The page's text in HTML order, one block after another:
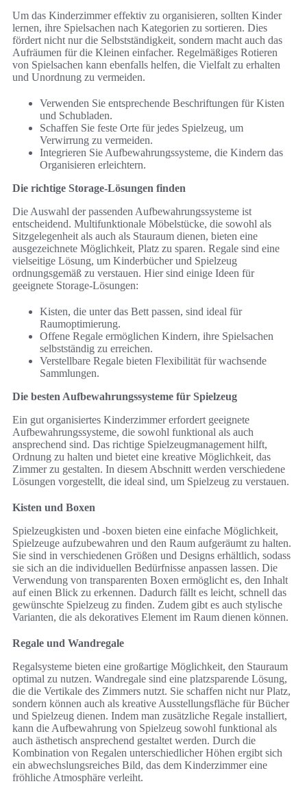
Um das Kinderzimmer effektiv zu organisieren, sollten Kinder
lernen, ihre Spielsachen nach Kategorien zu sortieren. Dies
fördert nicht nur die Selbstständigkeit, sondern macht auch das
Aufräumen für die Kleinen einfacher. Regelmäßiges Rotieren
von Spielsachen kann ebenfalls helfen, die Vielfalt zu erhalten
und Unordnung zu vermeiden.
Verwenden Sie entsprechende Beschriftungen für Kisten
und Schubladen.
Schaffen Sie feste Orte für jedes Spielzeug, um
Verwirrung zu vermeiden.
Integrieren Sie Aufbewahrungssysteme, die Kindern das
Organisieren erleichtern.
Die richtige Storage-Lösungen finden
Die Auswahl der passenden Aufbewahrungssysteme ist
entscheidend. Multifunktionale Möbelstücke, die sowohl als
Sitzgelegenheit als auch als Stauraum dienen, bieten eine
ausgezeichnete Möglichkeit, Platz zu sparen. Regale sind eine
vielseitige Lösung, um Kinderbücher und Spielzeug
ordnungsgemäß zu verstauen. Hier sind einige Ideen für
geeignete Storage-Lösungen:
Kisten, die unter das Bett passen, sind ideal für
Raumoptimierung.
Offene Regale ermöglichen Kindern, ihre Spielsachen
selbstständig zu erreichen.
Verstellbare Regale bieten Flexibilität für wachsende
Sammlungen.
Die besten Aufbewahrungssysteme für Spielzeug
Ein gut organisiertes Kinderzimmer erfordert geeignete
Aufbewahrungssysteme, die sowohl funktional als auch
ansprechend sind. Das richtige Spielzeugmanagement hilft,
Ordnung zu halten und bietet eine kreative Möglichkeit, das
Zimmer zu gestalten. In diesem Abschnitt werden verschiedene
Lösungen vorgestellt, die ideal sind, um Spielzeug zu verstauen.
Kisten und Boxen
Spielzeugkisten und -boxen bieten eine einfache Möglichkeit,
Spielzeuge aufzubewahren und den Raum aufgeräumt zu halten.
Sie sind in verschiedenen Größen und Designs erhältlich, sodass
sie sich an die individuellen Bedürfnisse anpassen lassen. Die
Verwendung von transparenten Boxen ermöglicht es, den Inhalt
auf einen Blick zu erkennen. Dadurch fällt es leicht, schnell das
gewünschte Spielzeug zu finden. Zudem gibt es auch stylische
Varianten, die als dekoratives Element im Raum dienen können.
Regale und Wandregale
Regalsysteme bieten eine großartige Möglichkeit, den Stauraum
optimal zu nutzen. Wandregale sind eine platzsparende Lösung,
die die Vertikale des Zimmers nutzt. Sie schaffen nicht nur Platz,
sondern können auch als kreative Ausstellungsfläche für Bücher
und Spielzeug dienen. Indem man zusätzliche Regale installiert,
kann die Aufbewahrung von Spielzeug sowohl funktional als
auch ästhetisch ansprechend gestaltet werden. Durch die
Kombination von Regalen unterschiedlicher Höhen ergibt sich
ein abwechslungsreiches Bild, das dem Kinderzimmer eine
fröhliche Atmosphäre verleiht.